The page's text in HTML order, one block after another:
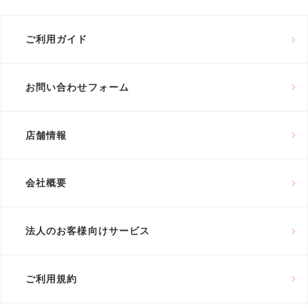
ご利用ガイド
お問い合わせフォーム
店舗情報
会社概要
法人のお客様向けサービス
ご利用規約